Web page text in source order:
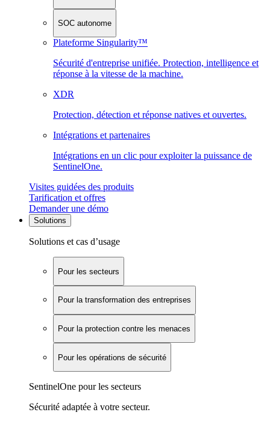
SOC autonome
Plateforme Singularity™
Sécurité d'entreprise unifiée. Protection, intelligence et
réponse à la vitesse de la machine.
XDR
Protection, détection et réponse natives et ouvertes.
Intégrations et partenaires
Intégrations en un clic pour exploiter la puissance de
SentinelOne.
Visites guidées des produits
Tarification et offres
Demander une démo
Solutions
Solutions et cas d’usage
Pour les secteurs
Pour la transformation des entreprises
Pour la protection contre les menaces
Pour les opérations de sécurité
SentinelOne pour les secteurs
Sécurité adaptée à votre secteur.